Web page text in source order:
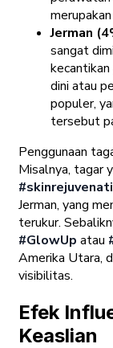
Jerman
sangat
dini atau
populer,
tersebut
Penggunaan
Misalnya, tagar
Jerman, yang
terukur.
#GlowUp atau
Amerika Utara,
visibilitas.
Efek
Keaslian